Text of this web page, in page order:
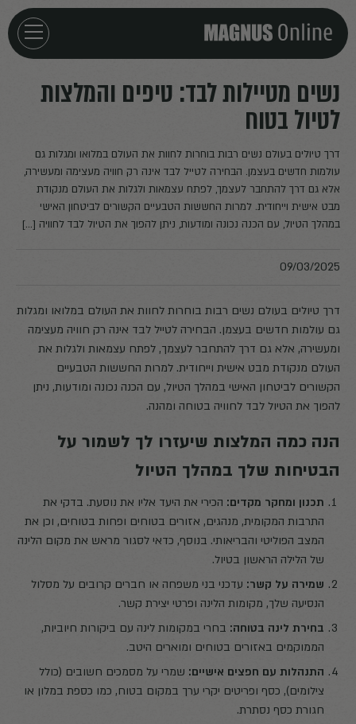
חזרה לדף הבית
מאמרים
פודקאסטים
נשים מטיילות לבד: טיפים והמלצות
לטיול בטוח
דרך טיולים בעולם נשים רבות בוחרות לחוות את העולם במלואו ומגלות גם
עולמות חדשים בעצמן. הבחירה לטייל לבד אינה רק חוויה מעצימה ומעשירה,
אלא גם דרך להתחבר לעצמך, לפתח עצמאות ולגלות את העולם מנקודת
מבט אישית וייחודית. למרות החששות הטבעיים הקשורים לביטחון האישי
במהלך הטיול, עם הכנה נכונה ומודעות, ניתן להפוך את הטיול לבד לחוויה […]
09/03/2025
דרך טיולים בעולם נשים רבות בוחרות לחוות את העולם במלואו ומגלות
גם עולמות חדשים בעצמן. הבחירה לטייל לבד אינה רק חוויה מעצימה
ומעשירה, אלא גם דרך להתחבר לעצמך, לפתח עצמאות ולגלות את
העולם מנקודת מבט אישית וייחודית. למרות החששות הטבעיים
הקשורים לביטחון האישי במהלך הטיול, עם הכנה נכונה ומודעות, ניתן
להפוך את הטיול לבד לחוויה בטוחה ומהנה.
הנה כמה המלצות שיעזרו לך לשמור על
הבטיחות שלך במהלך הטיול
תכנון ומחקר מקדים: הכירי את היעד אליו את נוסעת. בדקי את
התרבות המקומית, מנהגים, אזורים בטוחים ופחות בטוחים, וכן את
המצב הפוליטי והבריאותי. בנוסף, כדאי לסגור מראש את מקום הלינה
של הלילה הראשון בטיול.
שמירה על קשר: עדכני בני משפחה או חברים קרובים על מסלול
הנסיעה שלך, מקומות הלינה ופרטי יצירת קשר.
בחירת לינה בטוחה: בחרי במקומות לינה עם ביקורות חיוביות,
הממוקמים באזורים בטוחים ומוארים היטב.
התנהלות עם חפצים אישיים: שמרי על מסמכים חשובים (כולל
צילומים), כסף ופריטים יקרי ערך במקום בטוח, כמו כספת במלון או
חגורת כסף נסתרת.